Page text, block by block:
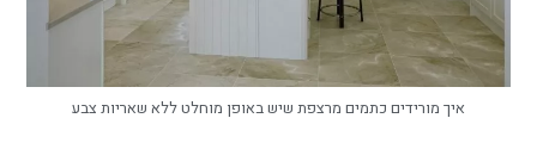
איך מורידים כתמים מרצפת שיש באופן מוחלט ללא שאריות צבע